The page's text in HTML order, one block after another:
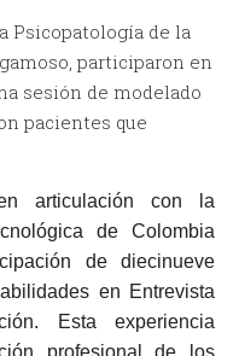
Psicopatología de la
participaron en
sesión de modelado
pacientes que
articulación con la
de Colombia
de diecinueve
en Entrevista
Esta experiencia
profesional de los